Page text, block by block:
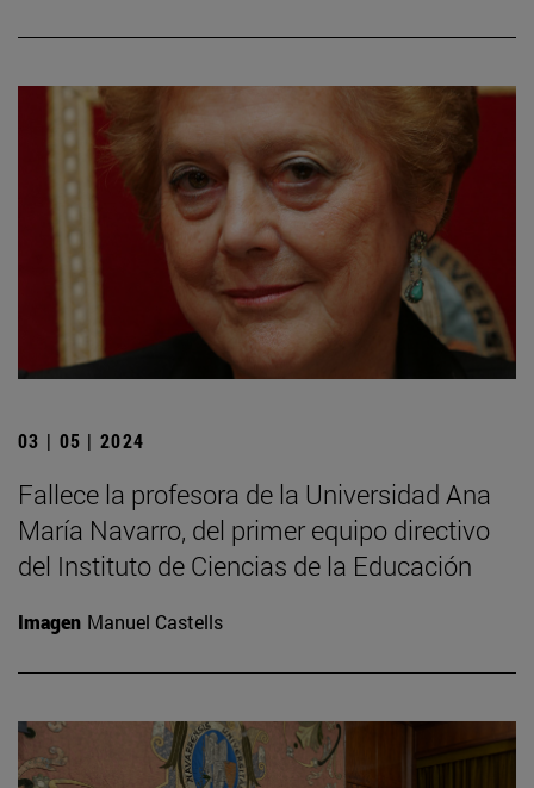
03 | 05 | 2024
Fallece la profesora de la Universidad Ana
María Navarro, del primer equipo directivo
del Instituto de Ciencias de la Educación
Imagen Manuel Castells